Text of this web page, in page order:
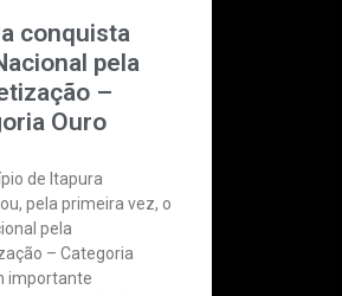
conquista
pela
–
Ouro
de Itapura
pela primeira vez, o
pela
– Categoria
importante